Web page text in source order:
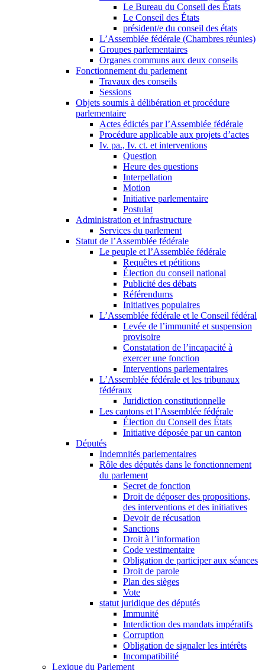
Le Bureau du Conseil des États
Le Conseil des États
président/e du conseil des états
L’Assemblée fédérale (Chambres réunies)
Groupes parlementaires
Organes communs aux deux conseils
Fonctionnement du parlement
Travaux des conseils
Sessions
Objets soumis à délibération et procédure
parlementaire
Actes édictés par l’Assemblée fédérale
Procédure applicable aux projets d’actes
Iv. pa., Iv. ct. et interventions
Question
Heure des questions
Interpellation
Motion
Initiative parlementaire
Postulat
Administration et infrastructure
Services du parlement
Statut de l’Assemblée fédérale
Le peuple et l’Assemblée fédérale
Requêtes et pétitions
Élection du conseil national
Publicité des débats
Référendums
Initiatives populaires
L’Assemblée fédérale et le Conseil fédéral
Levée de l’immunité et suspension
provisoire
Constatation de l’incapacité à
exercer une fonction
Interventions parlementaires
L’Assemblée fédérale et les tribunaux
fédéraux
Juridiction constitutionnelle
Les cantons et l’Assemblée fédérale
Élection du Conseil des États
Initiative déposée par un canton
Députés
Indemnités parlementaires
Rôle des députés dans le fonctionnement
du parlement
Secret de fonction
Droit de déposer des propositions,
des interventions et des initiatives
Devoir de récusation
Sanctions
Droit à l’information
Code vestimentaire
Obligation de participer aux séances
Droit de parole
Plan des sièges
Vote
statut juridique des députés
Immunité
Interdiction des mandats impératifs
Corruption
Obligation de signaler les intérêts
Incompatibilité
Lexique du Parlement